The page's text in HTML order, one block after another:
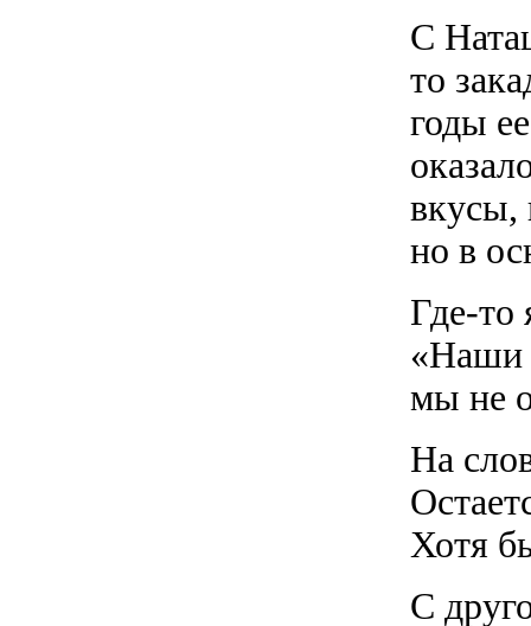
С
то
годы
вкусы,
но в
Где-то
«Наши
мы не
На
Хотя
С